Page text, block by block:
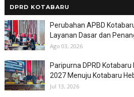
DPRD KOTABARU
Perubahan APBD
Layanan Dasar dan
Ago 03, 2026
Paripurna DPRD
2027 Menuju Kotabaru
Jul 13, 2026